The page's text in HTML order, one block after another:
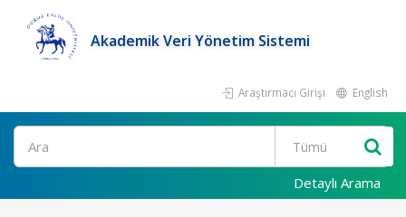
Akademik Veri Yönetim Sistemi
Araştırmacı Girişi English
Ara
Detaylı Arama